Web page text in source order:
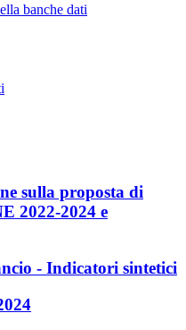
banche dati
sulla proposta di
2022-2024 e
- Indicatori sintetici